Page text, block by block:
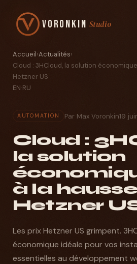
Voronkin Studio
Accueil›Actualités›
Cloud : 3HCloud, la solution
Hetzner US
EN·RU
AUTOMATION Par Max Voronkin19
Cloud :
la solution
à la hausse
Hetzner
Les prix Hetzner US grimpent.
économique idéale pour vos
essentielles au développement